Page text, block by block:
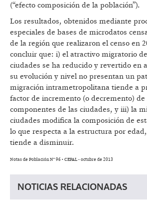
(“efecto composición de la población”).
Los resultados, obtenidos mediante
especiales de bases de microdatos
de la región que realizaron el censo en
concluir que: i) el atractivo migratorio
ciudades se ha reducido y revertido en
su evolución y nivel no presentan un
migración intrametropolitana tiende a
factor de incremento (o decremento)
componentes de las ciudades, y iii) la
ciudades modifica la composición de
lo que respecta a la estructura por
tiende a disminuir.
Notas de Población N° 96 • CEPAL - octubre de 2013
NOTICIAS RELACIONADAS